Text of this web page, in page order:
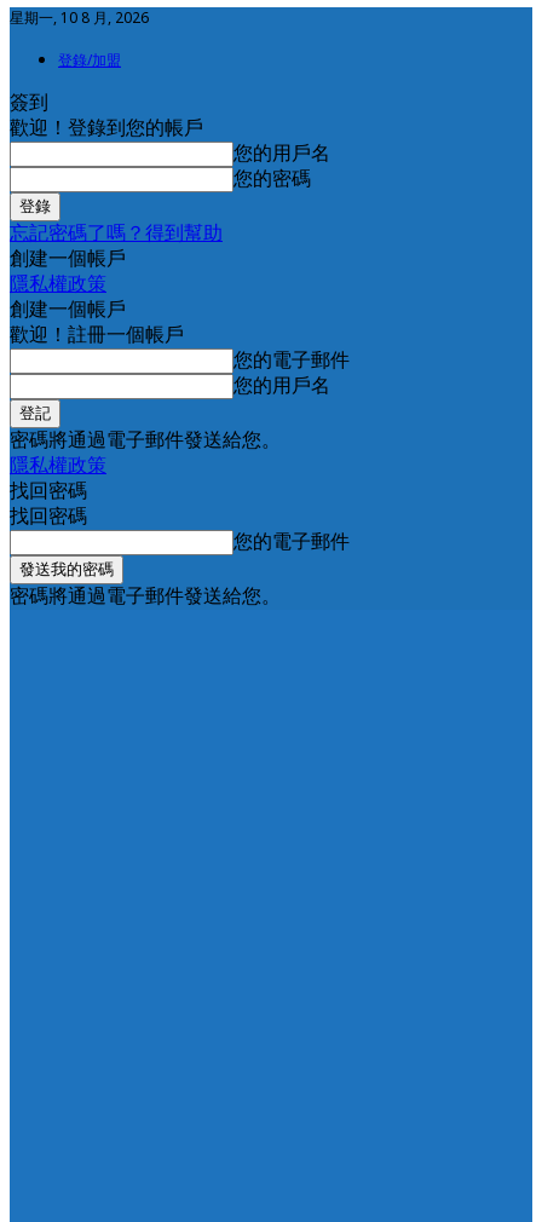
星期一, 10 8 月, 2026
登錄/加盟
簽到
歡迎！登錄到您的帳戶
您的用戶名
您的密碼
忘記密碼了嗎？得到幫助
創建一個帳戶
隱私權政策
創建一個帳戶
歡迎！註冊一個帳戶
您的電子郵件
您的用戶名
密碼將通過電子郵件發送給您。
隱私權政策
找回密碼
找回密碼
您的電子郵件
密碼將通過電子郵件發送給您。